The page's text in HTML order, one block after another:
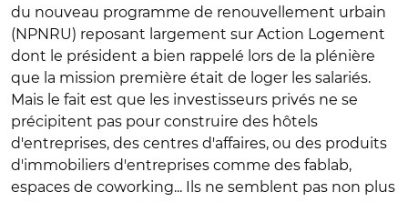
du nouveau programme de renouvellement urbain
(NPNRU) reposant largement sur Action Logement
dont le président a bien rappelé lors de la plénière
que la mission première était de loger les salariés.
Mais le fait est que les investisseurs privés ne se
précipitent pas pour construire des hôtels
d'entreprises, des centres d'affaires, ou des produits
d'immobiliers d'entreprises comme des fablab,
espaces de coworking... Ils ne semblent pas non plus